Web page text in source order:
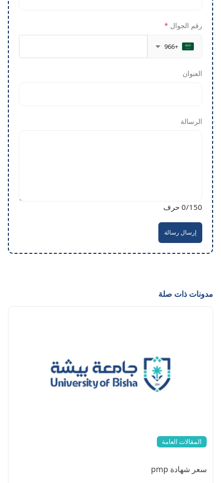
رقم الجوال *
+966
العنوان
الرسالة
0/150 حرف
إرسال رسالة
مدونات ذات صلة
المقالات العامة
سعر شهادة pmp